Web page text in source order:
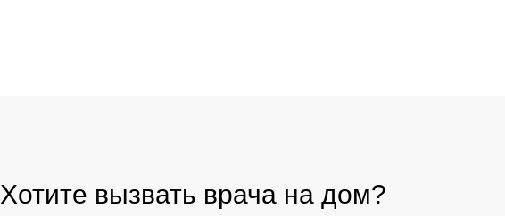
Хотите вызвать врача на дом?